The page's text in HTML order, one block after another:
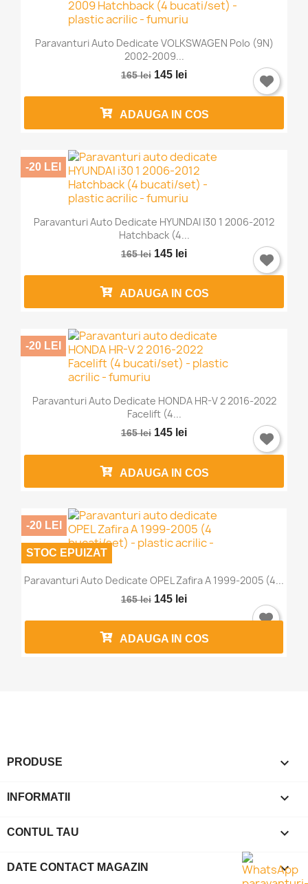
Paravanturi Auto Dedicate VOLKSWAGEN Polo (9N)
2002-2009...
165 lei 145 lei
ADAUGA IN COS
Paravanturi Auto Dedicate HYUNDAI I30 1 2006-2012
Hatchback (4...
165 lei 145 lei
-20 LEI
ADAUGA IN COS
Paravanturi Auto Dedicate HONDA HR-V 2 2016-2022
Facelift (4...
165 lei 145 lei
-20 LEI
ADAUGA IN COS
Paravanturi Auto Dedicate OPEL Zafira A 1999-2005 (4...
165 lei 145 lei
-20 LEI
STOC EPUIZAT
ADAUGA IN COS
PRODUSE 
INFORMATII 
CONTUL TAU 
DATE CONTACT MAGAZIN keyboard_arrow_down